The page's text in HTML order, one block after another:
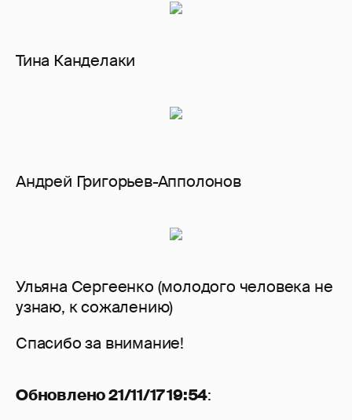
Тина Канделаки
Андрей Григорьев-Апполонов
Ульяна Сергеенко (молодого человека не
узнаю, к сожалению)
Спасибо за внимание!
Обновлено 21/11/17 19:54: